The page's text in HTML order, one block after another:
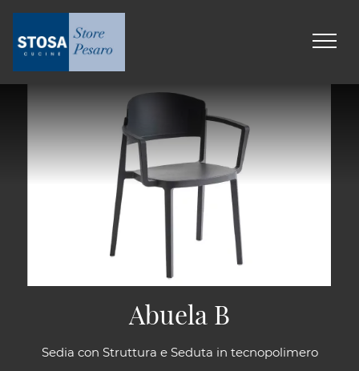
Sedia con Struttura e Seduta in tecnopolimero
Abuela B